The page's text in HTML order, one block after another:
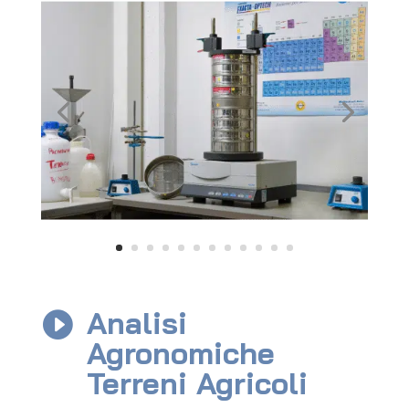
 Analisi
Agronomiche
Terreni Agricoli